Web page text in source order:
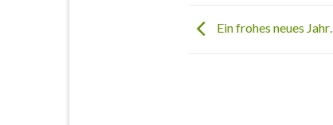
Ein frohes neues Jahr…